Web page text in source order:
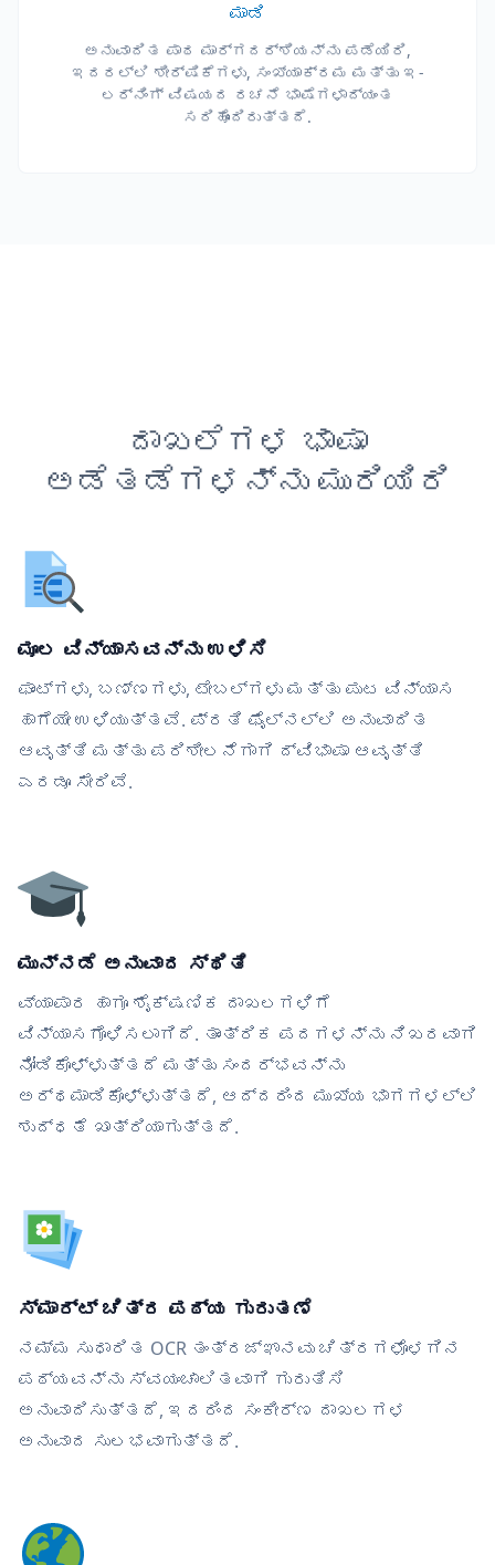
ಮಾಡಿ
ಅನುವಾದಿತ ಪಾಠ ಮಾರ್ಗದರ್ಶಿಯನ್ನು ಪಡೆಯಿರಿ,
ಇದರಲ್ಲಿ ಶೀರ್ಷಿಕೆಗಳು, ಸಂಖ್ಯಾಕ್ರಮ ಮತ್ತು ಇ-
ಲರ್ನಿಂಗ್ ವಿಷಯದ ರಚನೆ ಭಾಷೆಗಳಾದ್ಯಂತ
ಸರಿಹೊಂದಿರುತ್ತದೆ.
ದಾಖಲೆಗಳ ಭಾಷಾ
ಅಡೆತಡೆಗಳನ್ನು ಮುರಿಯಿರಿ
ಮೂಲ ವಿನ್ಯಾಸವನ್ನು ಉಳಿಸಿ
ಫಾಂಟ್‌ಗಳು, ಬಣ್ಣಗಳು, ಟೇಬಲ್‌ಗಳು ಮತ್ತು ಪುಟ ವಿನ್ಯಾಸ
ಹಾಗೆಯೇ ಉಳಿಯುತ್ತವೆ. ಪ್ರತಿ ಫೈಲ್‌ನಲ್ಲಿ ಅನುವಾದಿತ
ಆವೃತ್ತಿ ಮತ್ತು ಪರಿಶೀಲನೆಗಾಗಿ ದ್ವಿಭಾಷಾ ಆವೃತ್ತಿ
ಎರಡೂ ಸೇರಿವೆ.
ಮುನ್ನಡೆ ಅನುವಾದ ಸ್ಥಿತಿ
ವ್ಯಾಪಾರ ಹಾಗೂ ಶೈಕ್ಷಣಿಕ ದಾಖಲಗಳಿಗೆ
ವಿನ್ಯಾಸಗೊಳಿಸಲಾಗಿದೆ. ತಾಂತ್ರಿಕ ಪದಗಳನ್ನು ನಿಖರವಾಗಿ
ನೋಡಿಕೊಳ್ಳುತ್ತದೆ ಮತ್ತು ಸಂದರ್ಭವನ್ನು
ಅರ್ಥಮಾಡಿಕೊಳ್ಳುತ್ತದೆ, ಆದ್ದರಿಂದ ಮುಖ್ಯ ಭಾಗಗಳಲ್ಲಿ
ಶುದ್ಧತೆ ಖಾತ್ರಿಯಾಗುತ್ತದೆ.
ಸ್ಮಾರ್ಟ್ ಚಿತ್ರ ಪಠ್ಯ ಗುರುತಣೆ
ನಮ್ಮ ಸುಧಾರಿತ OCR ತಂತ್ರಜ್ಞಾನವು ಚಿತ್ರಗಳೊಳಗಿನ
ಪಠ್ಯವನ್ನು ಸ್ವಯಂಚಾಲಿತವಾಗಿ ಗುರುತಿಸಿ
ಅನುವಾದಿಸುತ್ತದೆ, ಇದರಿಂದ ಸಂಕೀರ್ಣ ದಾಖಲಗಳ
ಅನುವಾದ ಸುಲಭವಾಗುತ್ತದೆ.